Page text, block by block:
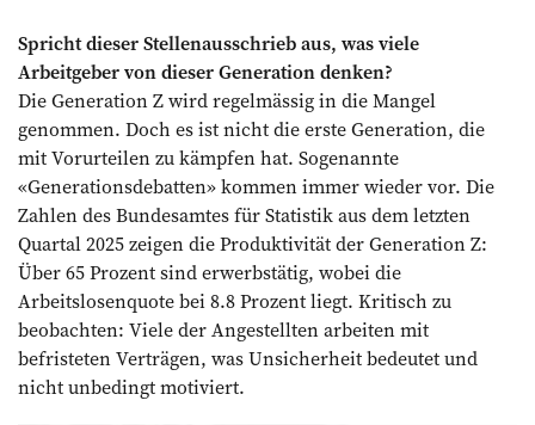
Spricht dieser Stellenausschrieb aus, was viele
Arbeitgeber von dieser Generation denken?
Die Generation Z wird regelmässig in die Mangel
genommen. Doch es ist nicht die erste Generation, die
mit Vorurteilen zu kämpfen hat. Sogenannte
«Generationsdebatten» kommen immer wieder vor. Die
Zahlen des Bundesamtes für Statistik aus dem letzten
Quartal 2025 zeigen die Produktivität der Generation Z:
Über 65 Prozent sind erwerbstätig, wobei die
Arbeitslosenquote bei 8.8 Prozent liegt. Kritisch zu
beobachten: Viele der Angestellten arbeiten mit
befristeten Verträgen, was Unsicherheit bedeutet und
nicht unbedingt motiviert.